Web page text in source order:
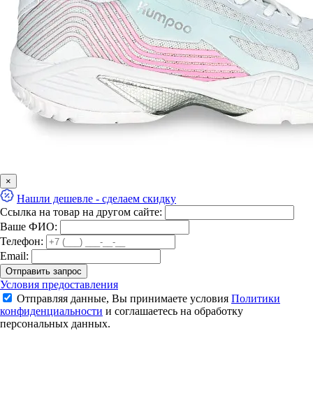
Кроссовки для бадминтона Kumpoo KH-D510 (White/Pink)
6 300 ₽
×
Нашли дешевле - сделаем скидку
Ссылка на товар на другом сайте:
Ваше ФИО:
Телефон:
Email:
Отправить запрос
Условия предоставления
Отправляя данные, Вы принимаете условия Политики
конфиденциальности и соглашаетесь на обработку
персональных данных.